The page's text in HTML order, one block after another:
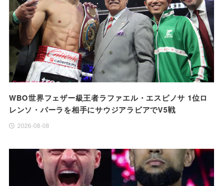
WBO世界フェザー級王者ラファエル・エスピノサ 1位ロ
レンソ・パーラを相手にサウジアラビアでV5戦
2026-08-08